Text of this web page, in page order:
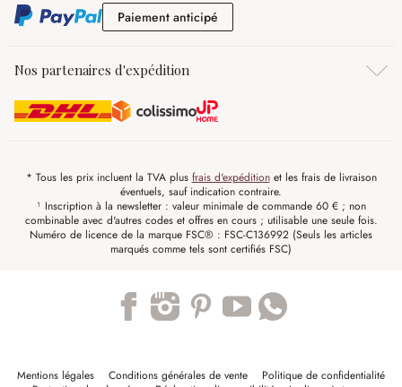
Paiement anticipé
Nos partenaires d'expédition
* Tous les prix incluent la TVA plus frais d'expéditionet les frais de livraison
éventuels, sauf indication contraire.
¹ Inscription à la newsletter : valeur minimale de commande 60 € ; non
combinable avec d'autres codes et offres en cours ; utilisable une seule fois.
Numéro de licence de la marque FSC® : FSC-C136992 (Seuls les articles
marqués comme tels sont certifiés FSC)
Mentions légales Conditions générales de vente
Politique de confidentialité